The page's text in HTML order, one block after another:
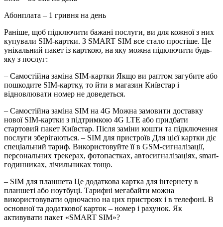
Абонплата – 1 гривня на день
Раніше, щоб підключити бажані послуги, ви для кожної з них
купували SIM-картки. З SMART SIM все стало простіше. Це
унікальний пакет із карткою, на яку можна підключити будь-
яку з послуг:
– Самостійна заміна SIM-картки Якщо ви раптом загубите або
пошкодите SIM-картку, то йти в магазин Київстар і
відновлювати номер не доведеться.
– Самостійна заміна SIM на 4G Можна замовити доставку
нової SIM-картки з підтримкою 4G LTE або придбати
стартовий пакет Київстар. Після заміни кошти та підключення
послуги зберігаються. – SIM для пристроїв Для цієї картки діє
спеціальний тариф. Використовуйте її в GSM-сигналізації,
персональних трекерах, фотопастках, автосигналізаціях, smart-
годинниках, лічильниках тощо.
– SIM для планшета Це додаткова картка для інтернету в
планшеті або ноутбуці. Тарифні мегабайти можна
використовувати одночасно на цих пристроях і в телефоні. В
основної та додаткової карток – номер і рахунок. Як
активувати пакет «SMART SIM»?